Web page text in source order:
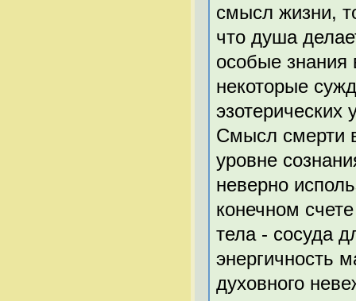
смысл жизни,
что душа
особые знания
некоторые
Смысл смерти
уровне
неверно
конечном
тела - сосуда
энергичность
духовного